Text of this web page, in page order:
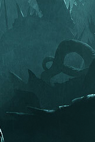
FURIOUSoKILL 70